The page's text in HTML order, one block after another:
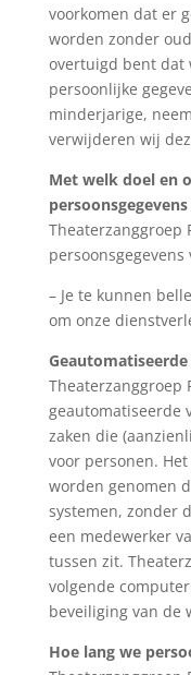
voorkomen dat er
worden zonder
overtuigd bent dat
persoonlijke
minderjarige,
verwijderen wij
Met welk doel en
Theaterzanggroep
– Je te kunnen
om onze
Theaterzanggroep
geautomatiseerde
zaken die
voor personen.
worden genomen
systemen, zonder
een medewerker
tussen zit.
volgende
beveiliging van de
Hoe lang we